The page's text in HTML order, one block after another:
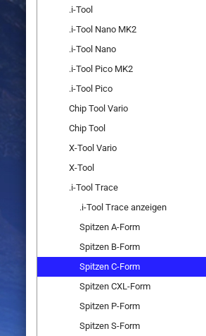
.i-Tool
.i-Tool Nano MK2
.i-Tool Nano
.i-Tool Pico MK2
.i-Tool Pico
Chip Tool Vario
Chip Tool
X-Tool Vario
X-Tool
.i-Tool Trace
.i-Tool Trace anzeigen
Spitzen A-Form
Spitzen B-Form
Spitzen C-Form
Spitzen CXL-Form
Spitzen P-Form
Spitzen S-Form